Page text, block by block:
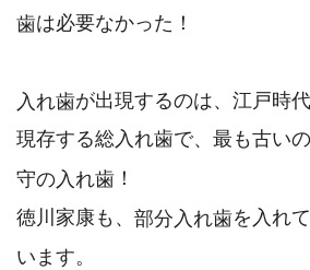
歯は必要なかった！
入れ歯が出現するのは、江戸時
現存する総入れ歯で、最も古い
守の入れ歯 ！
徳川家康も、 部分入れ歯を入れ
います。